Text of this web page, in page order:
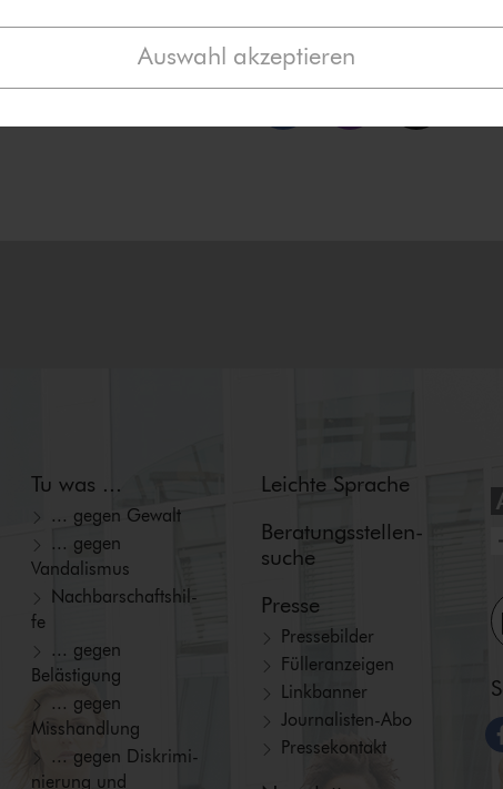
Auswahl akzeptieren
Taggen Sie auch gerne
Tu was ...
... gegen Gewalt
... gegen
Vandalismus
Nach­bar­schafts­hil­
fe
... gegen
Belästigung
... gegen
Misshandlung
... gegen Dis­kri­mi­
nie­rung und
Leichte Sprache
Beratungs­stellen­
suche
Presse
Pressebilder
Fül­ler­an­zei­gen
Linkbanner
Jour­na­lis­ten-Abo
Pressekontakt